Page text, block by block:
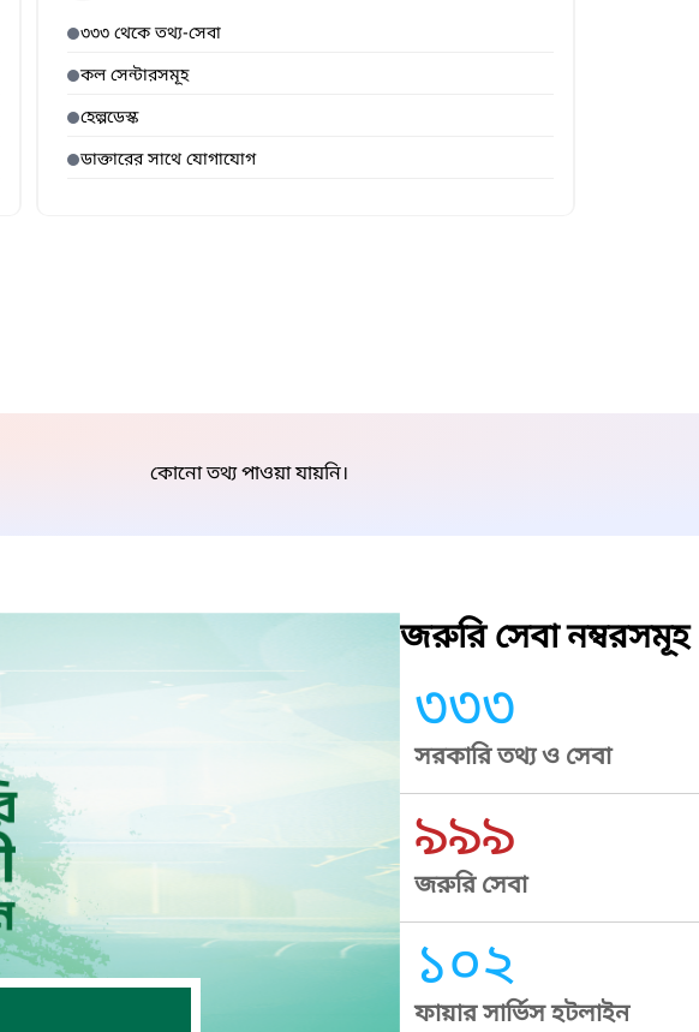
৩৩৩ থেকে তথ্য-সেবা
কল সেন্টারসমূহ
হেল্পডেস্ক
ডাক্তারের সাথে যোগাযোগ
কোনো তথ্য পাওয়া যায়নি।
জরুরি সেবা নম্বরসমূহ
৩৩৩
সরকারি তথ্য ও সেবা
৯৯৯
জরুরি সেবা
১০২
ফায়ার সার্ভিস হটলাইন